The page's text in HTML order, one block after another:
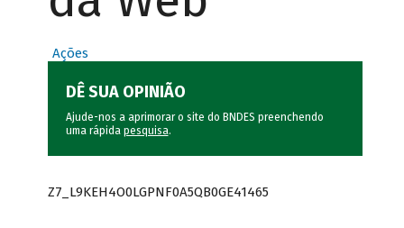
Ações
DÊ SUA OPINIÃO
Ajude-nos a aprimorar o site do BNDES preenchendo
uma rápida pesquisa.
Z7_L9KEH4O0LGPNF0A5QB0GE41465